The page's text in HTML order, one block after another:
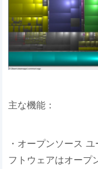
主な機能：
・オープンソース
フトウェアはオープ